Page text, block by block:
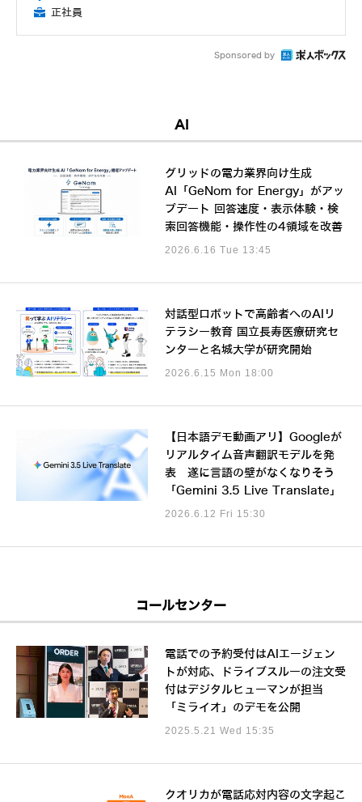
正社員
Sponsored by
AI
グリッドの電力業界向け生成
AI「GeNom for Energy」がアッ
プデート 回答速度・表示体験・検
索回答機能・操作性の4領域を改善
2026.6.16 Tue 13:45
対話型ロボットで高齢者へのAIリ
テラシー教育 国立長寿医療研究セ
ンターと名城大学が研究開始
2026.6.15 Mon 18:00
【日本語デモ動画アリ】Googleが
リアルタイム音声翻訳モデルを発
表 遂に言語の壁がなくなりそう
「Gemini 3.5 Live Translate」
2026.6.12 Fri 15:30
コールセンター
電話での予約受付はAIエージェン
トが対応、ドライブスルーの注文受
付はデジタルヒューマンが担当
「ミライオ」のデモを公開
2025.5.21 Wed 15:35
クオリカが電話応対内容の文字起こ